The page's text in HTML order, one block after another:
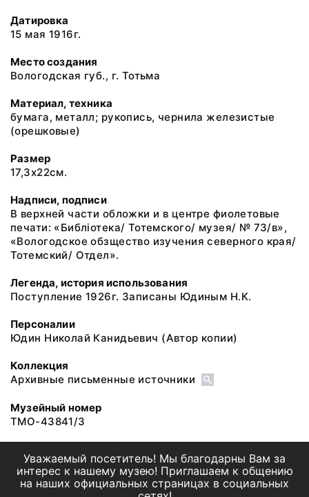
Датировка
15 мая 1916г.
Место создания
Вологодская губ., г. Тотьма
Материал, техника
бумага, металл; рукопись, чернила железистые
(орешковые)
Размер
17,3х22см.
Надписи, подписи
В верхней части обложки и в центре фиолетовые
печати: «Библiотека/ Тотемского/ музея/ № 73/в»,
«Вологодское обзщество изучения северного края/
Тотемский/ Отдел».
Легенда, история использования
Поступление 1926г. Записаны Юдиным Н.К.
Персоналии
Юдин Николай Канидьевич (Автор копии)
Коллекция
Архивные письменные источники
Музейный номер
ТМО-43841/3
Уважаемый посетитель! Мы благодарны Вам за
интерес к нашему музею! Приглашаем к общению
на наших официальных страницах в социальных